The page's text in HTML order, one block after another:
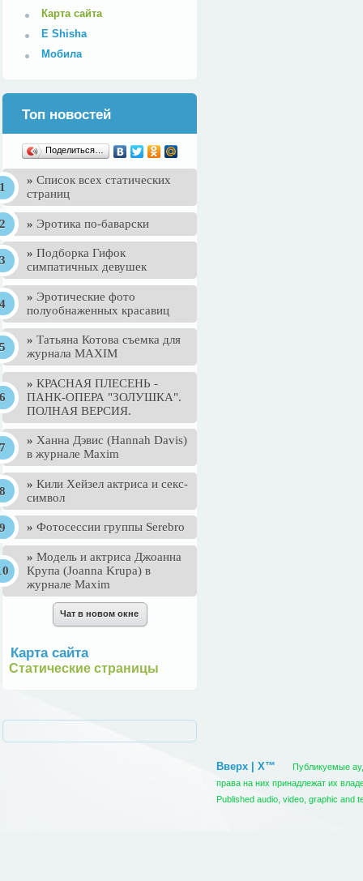
Карта сайта
E Shisha
Мобила
Топ новостей
Поделиться…
» Список всех статических
страниц
» Эротика по-баварски
» Подборка Гифок
симпатичных девушек
» Эротические фото
полуобнаженных красавиц
» Татьяна Котова съемка для
журнала MAXIM
» КРАСНАЯ ПЛЕСЕНЬ -
ПАНК-ОПЕРА "ЗОЛУШКА".
ПОЛНАЯ ВЕРСИЯ.
» Ханна Дэвис (Hannah Davis)
в журнале Maxim
» Кили Хейзел актриса и секс-
символ
» Фотосессии группы Serebro
» Mодель и актриса Джоанна
Крупа (Joanna Krupa) в
журнале Maxim
Карта сайта
Статические страницы
Вверх | X™
Публикуемые
права на них принадлежат их
Published audio, video, graphic